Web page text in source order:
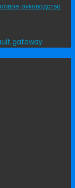
руководство
gateway